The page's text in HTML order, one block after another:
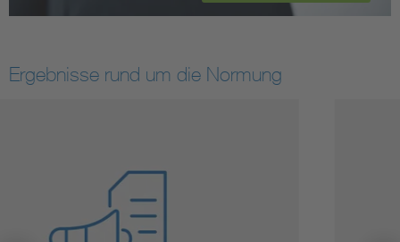
Ergebnisse rund um die Normung